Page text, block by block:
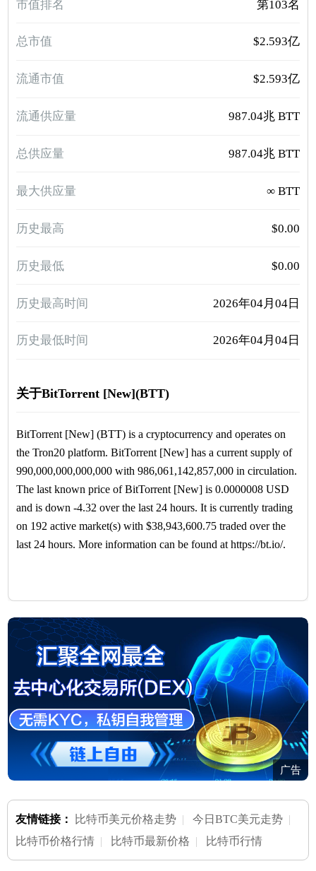
市值排名 第103名
总市值 $2.593亿
流通市值 $2.593亿
流通供应量 987.04兆 BTT
总供应量 987.04兆 BTT
最大供应量 ∞ BTT
历史最高 $0.00
历史最低 $0.00
历史最高时间 2026年04月04日
历史最低时间 2026年04月04日
关于BitTorrent [New](BTT)
BitTorrent [New] (BTT) is a cryptocurrency and operates on
the Tron20 platform. BitTorrent [New] has a current supply of
990,000,000,000,000 with 986,061,142,857,000 in circulation.
The last known price of BitTorrent [New] is 0.0000008 USD
and is down -4.32 over the last 24 hours. It is currently trading
on 192 active market(s) with $38,943,600.75 traded over the
last 24 hours. More information can be found at https://bt.io/.
广告
友情链接： 比特币美元价格走势 |今日BTC美元走势 |
比特币价格行情 | 比特币最新价格 | 比特币行情